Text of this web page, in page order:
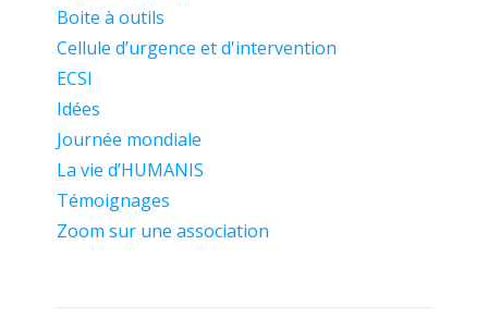
Boite à outils
Cellule d’urgence et d'intervention
ECSI
Idées
Journée mondiale
La vie d’HUMANIS
Témoignages
Zoom sur une association